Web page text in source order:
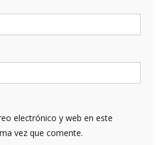
electrónico y web en este
vez que comente.